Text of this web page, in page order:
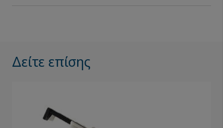
Δείτε επίσης